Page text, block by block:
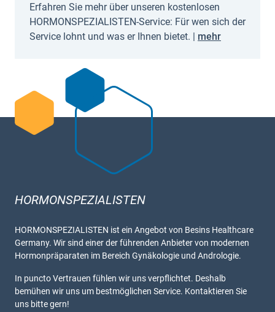
Erfahren Sie mehr über unseren kostenlosen
HORMONSPEZIALISTEN-Service: Für wen sich der
Service lohnt und was er Ihnen bietet. | mehr
HORMONSPEZIALISTEN
HORMONSPEZIALISTEN ist ein Angebot von Besins Healthcare
Germany. Wir sind einer der führenden Anbieter von modernen
Hormonpräparaten im Bereich Gynäkologie und Andrologie.
In puncto Vertrauen fühlen wir uns verpflichtet. Deshalb
bemühen wir uns um bestmöglichen Service. Kontaktieren Sie
uns bitte gern!